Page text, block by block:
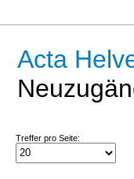
Acta
Treffer pro Seite: